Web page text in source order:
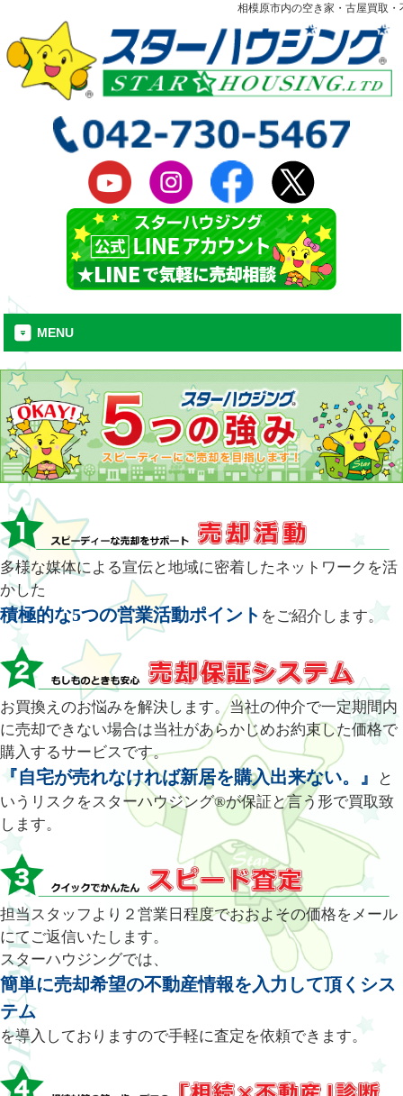
相模原市内の空き家・古屋買取
MENU
多様な媒体による宣伝と地域に密着したネットワークを活
かした
積極的な5つの営業活動ポイント をご紹介します。
お買換えのお悩みを解決します。当社の仲介で一定期間内
に売却できない場合は当社があらかじめお約束した価格で
購入するサービスです。
『自宅が売れなければ新居を購入出来ない。』
と
いうリスクをスターハウジング®が保証と言う形で買取致
します。
担当スタッフより２営業日程度でおおよその価格をメール
にてご返信いたします。
スターハウジングでは、
簡単に売却希望の不動産情報を入力して頂くシス
テム
を導入しておりますので手軽に査定を依頼できます。